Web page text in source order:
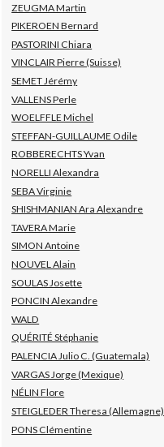
ZEUGMA Martin
PIKEROEN Bernard
PASTORINI Chiara
VINCLAIR Pierre (Suisse)
SEMET Jérémy
VALLENS Perle
WOELFFLE Michel
STEFFAN-GUILLAUME Odile
ROBBERECHTS Yvan
NORELLI Alexandra
SEBA Virginie
SHISHMANIAN Ara Alexandre
TAVERA Marie
SIMON Antoine
NOUVEL Alain
SOULAS Josette
PONCIN Alexandre
WALD
QUÉRITÉ Stéphanie
PALENCIA Julio C. (Guatemala)
VARGAS Jorge (Mexique)
NÉLIN Flore
STEIGLEDER Theresa (Allemagne)
PONS Clémentine